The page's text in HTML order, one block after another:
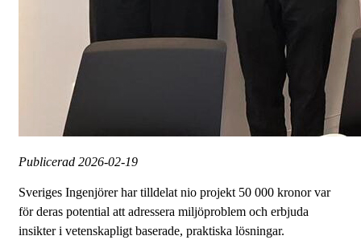
Publicerad 2026-02-19
Sveriges Ingenjörer har tilldelat nio projekt 50 000 kronor var
för deras potential att adressera miljöproblem och erbjuda
insikter i vetenskapligt baserade, praktiska lösningar.